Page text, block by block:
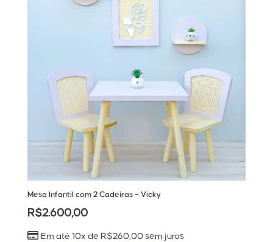
Mesa Infantil com 2 Cadeiras – Vicky
R$2.600,00
Em até 10x de R$260,00 sem juros